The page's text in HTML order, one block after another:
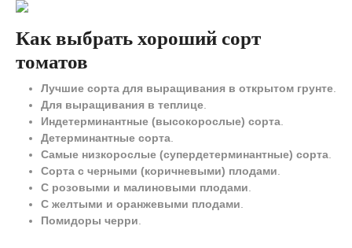
Как выбрать хороший сорт
томатов
Лучшие сорта для выращивания в открытом грунте
Для выращивания в теплице
Индетерминантные (высокорослые) сорта
Детерминантные сорта
Самые низкорослые (супердетерминантные) сорта
Сорта с черными (коричневыми) плодами
С розовыми и малиновыми плодами
С желтыми и оранжевыми плодами
Помидоры черри